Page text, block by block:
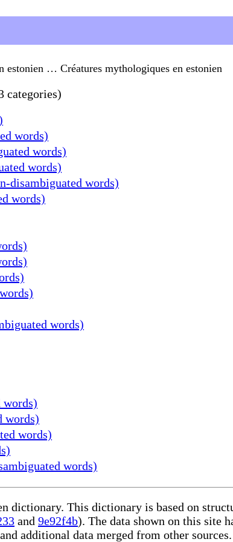
estonien … Créatures mythologiques en estonien
categories)
words)
words)
words)
disambiguated words)
words)
words)
words)
words)
words)
words)
dictionary. This dictionary is based on
and 9e92f4b). The data shown on this site
additional data merged from other sources.